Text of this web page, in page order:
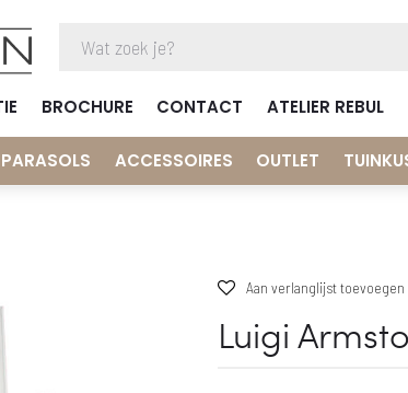
BROCHURE CONTACT ATELIER REBUL
PARASOLS ACCESSOIRES OUTLET
Aan verlanglijst toevoegen
Luigi